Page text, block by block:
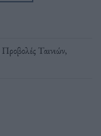
Προβολές Ταινιών,